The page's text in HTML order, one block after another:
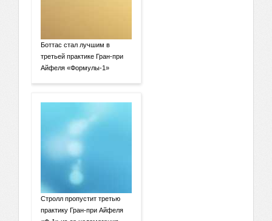
Боттас стал лучшим в
третьей практике Гран-при
Айфеля «Формулы-1»
Стролл пропустит третью
практику Гран-при Айфеля